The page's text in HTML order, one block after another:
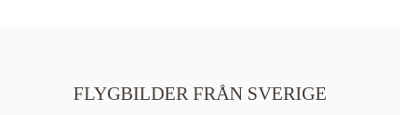
FLYGBILDER FRÅN SVERIGE